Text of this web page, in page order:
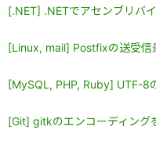
[.NET] .NETでアセンブリバ
[Linux, mail] Postfixの送受信
[MySQL, PHP, Ruby] UTF-8
[Git] gitkのエンコーディング